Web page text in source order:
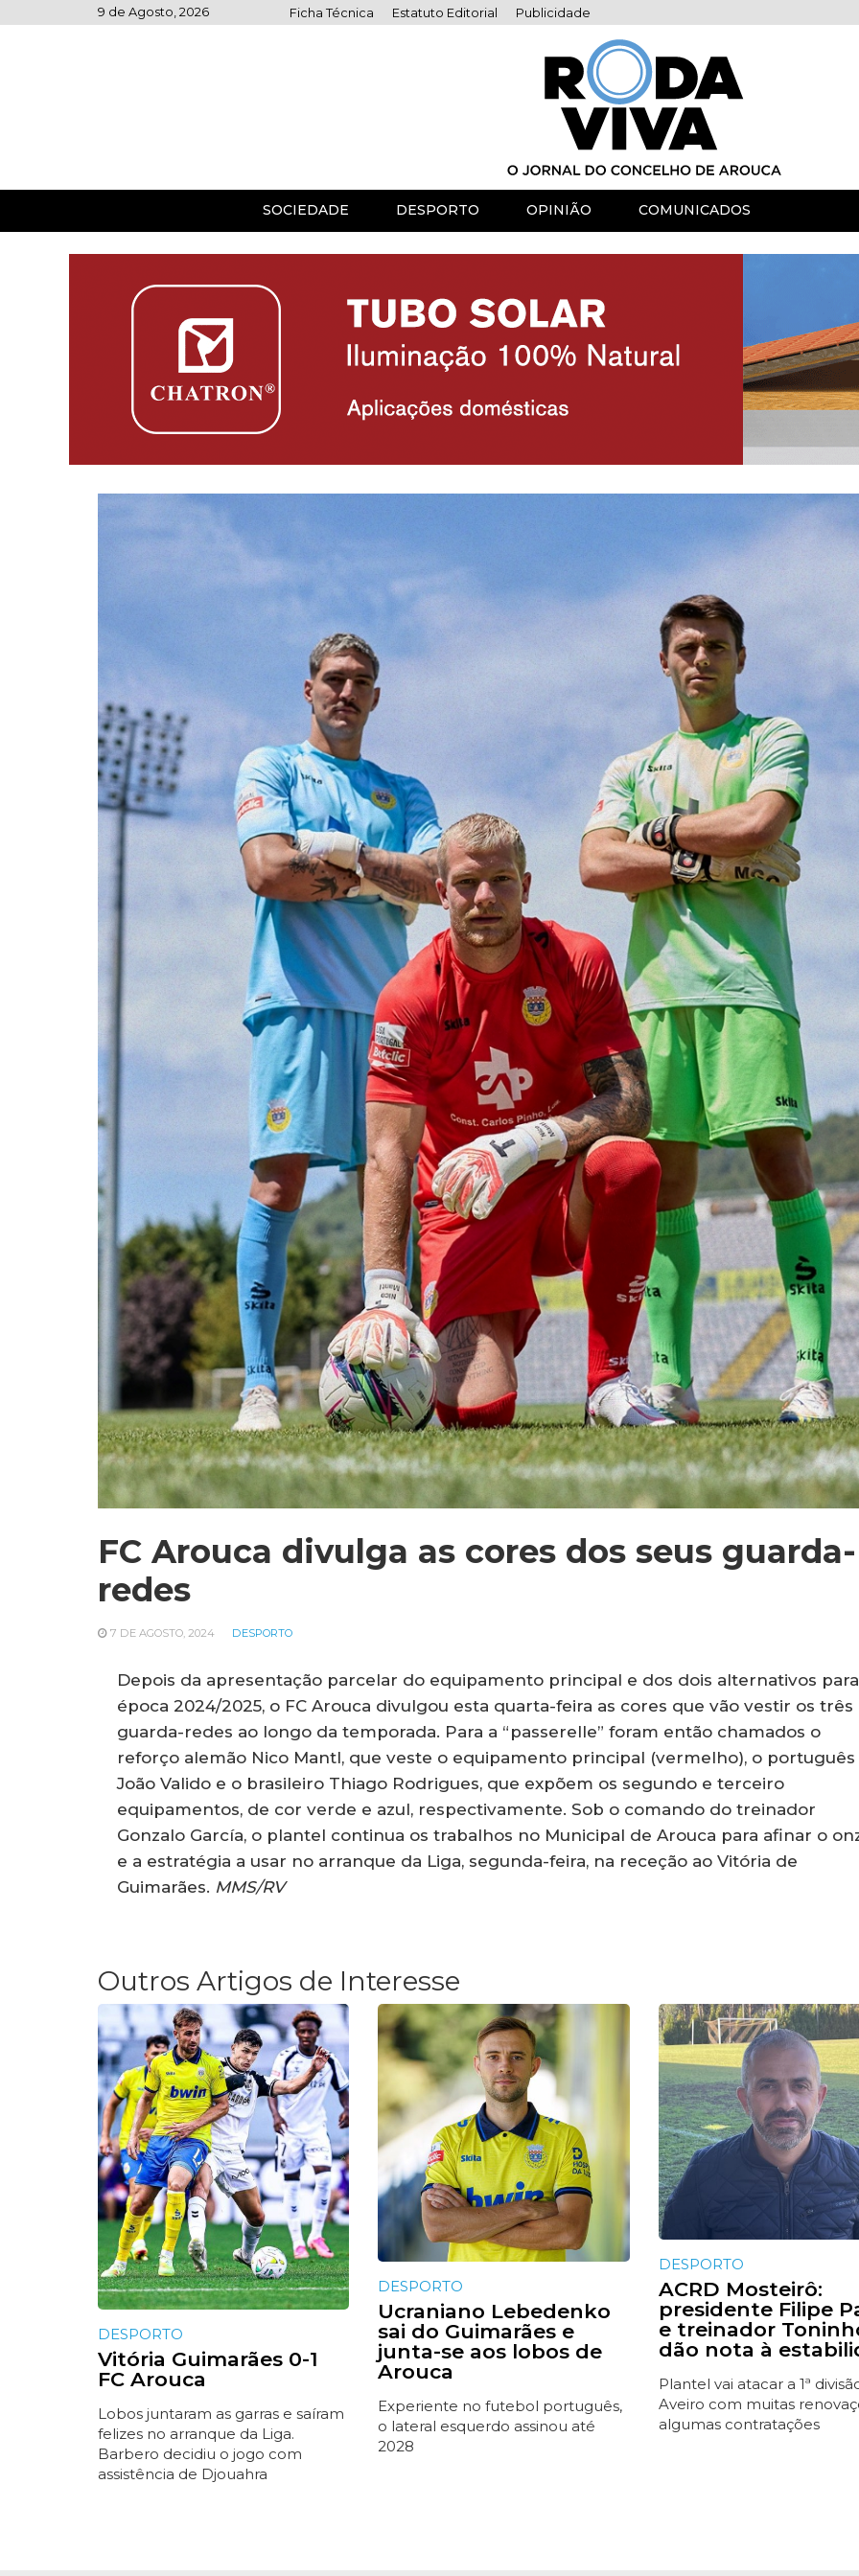
to
9 de Agosto, 2026 Ficha Técnica Estatuto Editorial Publicidade
SOCIEDADE DESPORTO OPINIÃO COMUNICADOS
FC Arouca divulga as cores dos seus guarda-
redes
7 DE AGOSTO, 2024 DESPORTO
Depois da apresentação parcelar do equipamento principal e dos dois alternativos
época 2024/2025, o FC Arouca divulgou esta quarta-feira as cores que vão vestir os três
guarda-redes ao longo da temporada. Para a “passerelle” foram então chamados o
reforço alemão Nico Mantl, que veste o equipamento principal (vermelho), o português
João Valido e o brasileiro Thiago Rodrigues, que expõem os segundo e terceiro
equipamentos, de cor verde e azul, respectivamente. Sob o comando do treinador
Gonzalo García, o plantel continua os trabalhos no Municipal de Arouca para afinar o
e a estratégia a usar no arranque da Liga, segunda-feira, na receção ao Vitória de
Guimarães. MMS/RV
Outros Artigos de Interesse
DESPORTO
Vitória Guimarães 0-1
FC Arouca
Lobos juntaram as garras e saíram
felizes no arranque da Liga.
Barbero decidiu o jogo com
assistência de Djouahra
DESPORTO
Ucraniano Lebedenko
sai do Guimarães e
junta-se aos lobos de
Arouca
Experiente no futebol português,
o lateral esquerdo assinou até
2028
DESPORTO
ACRD Mosteirô:
presidente Filipe
e treinador
dão nota à
Plantel vai atacar a 1ª
Aveiro com muitas
algumas contratações